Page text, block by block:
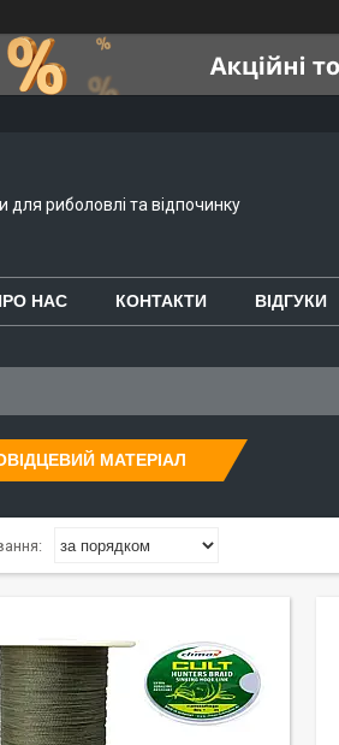
для риболовлі та відпочинку
НАС КОНТАКТИ ВІДГУКИ
МАТЕРІАЛ